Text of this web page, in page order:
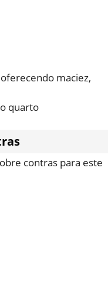
maciez,
quarto
contras para este